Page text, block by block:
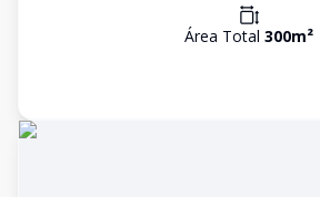
Área Total 300m²